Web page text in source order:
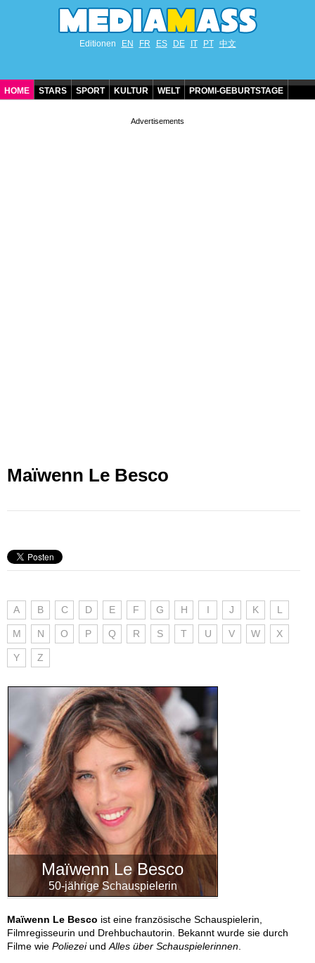
Editionen EN FR ES DE IT PT 中文
HOME STARS SPORT KULTUR WELT PROMI-GEBURTSTAGE
Maïwenn Le Besco
A B C D E F G H I J K L
M N O P Q R S T U V W X
Y Z
Maïwenn Le Besco
50-jährige Schauspielerin
Maïwenn Le Besco ist eine französische Schauspielerin,
Filmregisseurin und Drehbuchautorin. Bekannt wurde sie durch
Filme wie Poliezeiund Alles über Schauspielerinnen